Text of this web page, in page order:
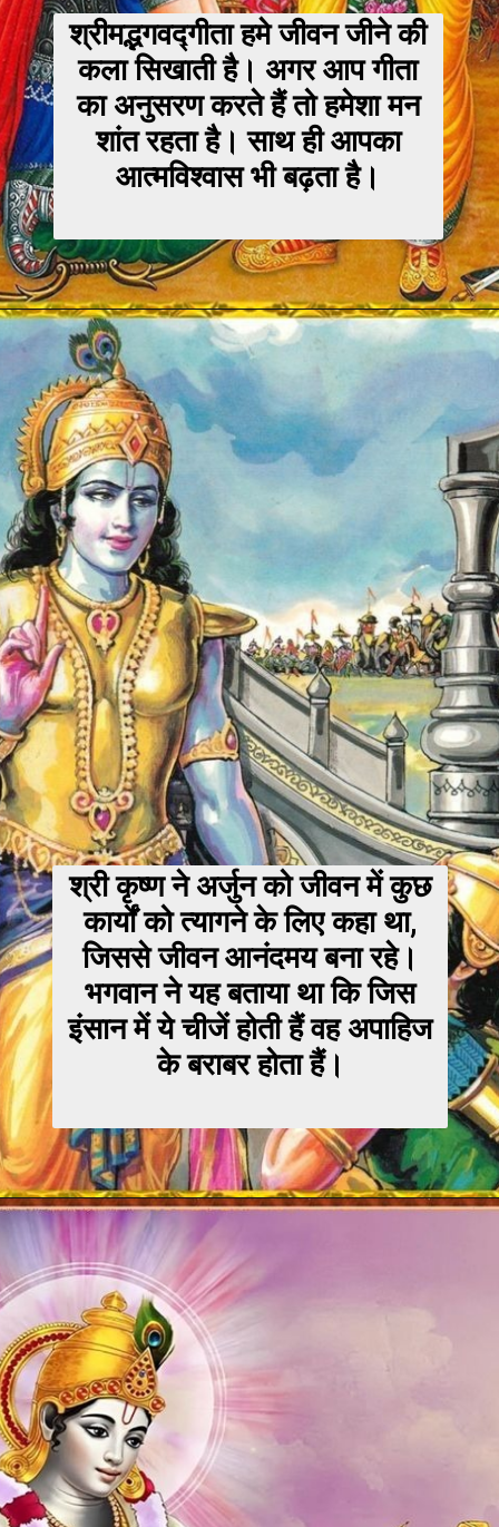
श्रीमद्भगवद्गीता हमे जीवन जीने की
कला सिखाती है। अगर आप गीता
का अनुसरण करते हैं तो हमेशा मन
शांत रहता है। साथ ही आपका
आत्मविश्वास भी बढ़ता है।
श्री कृष्ण ने अर्जुन को जीवन में कुछ
कार्यों को त्यागने के लिए कहा था,
जिससे जीवन आनंदमय बना रहे।
भगवान ने यह बताया था कि जिस
इंसान में ये चीजें होती हैं वह अपाहिज
के बराबर होता हैं।